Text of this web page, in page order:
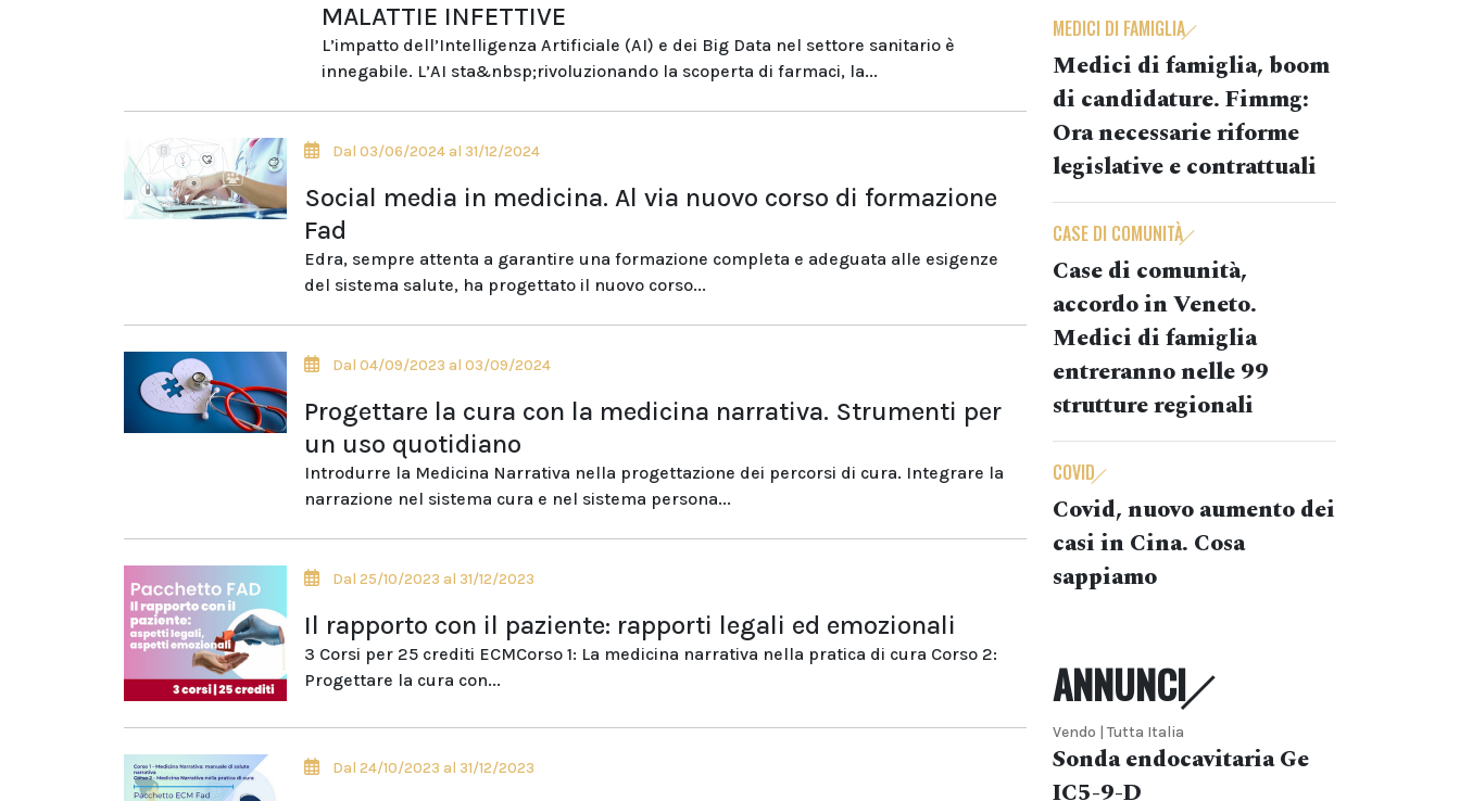
MALATTIE INFETTIVE
L’impatto dell’Intelligenza Artificiale (AI) e dei Big Data nel settore sanitario è
innegabile. L’AI sta&nbsp;rivoluzionando la scoperta di farmaci, la...
Dal 03/06/2024 al 31/12/2024
Social media in medicina. Al via nuovo corso di formazione
Fad
Edra, sempre attenta a garantire una formazione completa e adeguata alle esigenze
del sistema salute, ha progettato il nuovo corso...
Dal 04/09/2023 al 03/09/2024
Progettare la cura con la medicina narrativa. Strumenti per
un uso quotidiano
Introdurre la Medicina Narrativa nella progettazione dei percorsi di cura. Integrare la
narrazione nel sistema cura e nel sistema persona...
Dal 25/10/2023 al 31/12/2023
Il rapporto con il paziente: rapporti legali ed emozionali
3 Corsi per 25 crediti ECMCorso 1: La medicina narrativa nella pratica di cura Corso 2:
Progettare la cura con...
Dal 24/10/2023 al 31/12/2023
MEDICI DI FAMIGLIA
Medici di famiglia, boom
di candidature. Fimmg:
Ora necessarie riforme
legislative e contrattuali
CASE DI COMUNITÀ
Case di comunità,
accordo in Veneto.
Medici di famiglia
entreranno nelle 99
strutture regionali
COVID
Covid, nuovo aumento dei
casi in Cina. Cosa
sappiamo
ANNUNCI
Vendo | Tutta Italia
Sonda endocavitaria Ge
IC5-9-D